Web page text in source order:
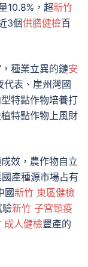
10.8%，超新竹
3個供膳健檢百
，種業立異的鏈安
表、崖州灣國
特點作物培養打
特點作物上風財
效，農作物自立
產種源市場占有
國新竹 東區健檢
驗新竹 子宮頸疫
成人健檢豐產的